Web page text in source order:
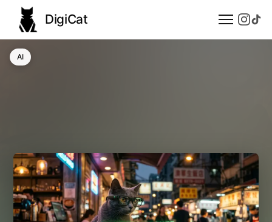
DigiCat
AI
Społeczeństwo
AI